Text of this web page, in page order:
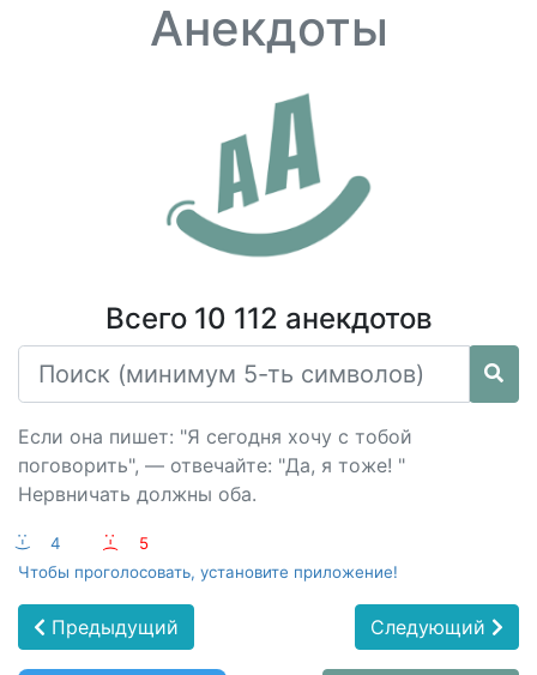
Анекдоты
Всего 10 112 анекдотов
Если она пишет: "Я сегодня хочу с тобой
поговорить", — отвечайте: "Да, я тоже! "
Нервничать должны оба.
:-) 4 :-(
5
Чтобы проголосовать, установите приложение!
Предыдущий Следующий